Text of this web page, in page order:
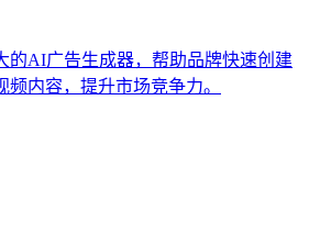
的AI广告生成器，帮助品牌快速创建
频内容，提升市场竞争力。